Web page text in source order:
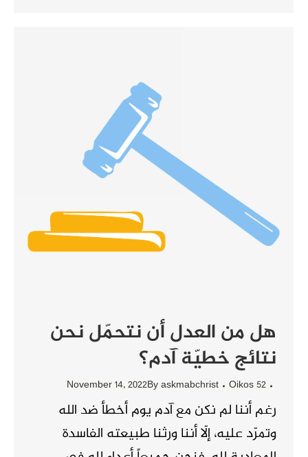
هل من العدل أن نتحمّل نحن
نتائج خطيّة آدم؟
Oikos 52
Byaskmabchrist
November 14, 2022
رغم أننا لم نكن مع آدم يوم أخطأ ضد الله
وتمرّد عليه، إلّا أننا ورثنا طبيعته الفاسدة